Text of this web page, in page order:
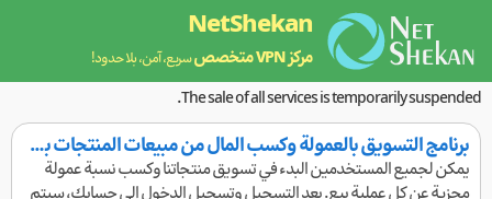
NetShekan
مركز VPN متخصص سريع، آمن، بلا حدود!
The sale of all services is temporarily suspended.
برنامج التسويق بالعمولة وكسب المال من مبيعات المنتجات بسهولة
يمكن لجميع المستخدمين البدء في تسويق منتجاتنا وكسب نسبة عمولة